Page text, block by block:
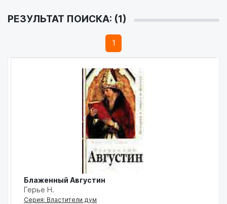
РЕЗУЛЬТАТ ПОИСКА: (1)
1
Блаженный Августин
Герье Н.
Серия: Властители дум